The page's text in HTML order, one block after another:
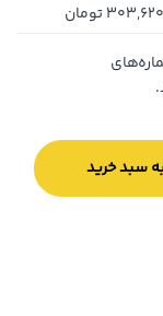
303,620تومان
سبد خرید